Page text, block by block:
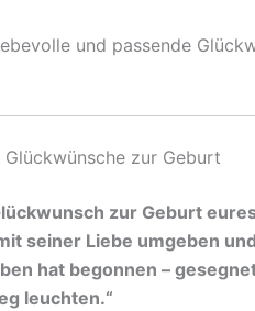
und passende
zur Geburt
zur Geburt
seiner Liebe umgeben
hat begonnen –
leuchten.“